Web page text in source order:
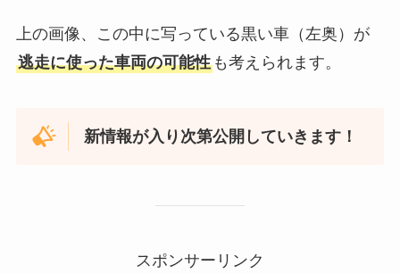
上の画像、この中に写っている黒い車（左奥）が
逃走に使った車両の可能性も考えられます。
新情報が入り次第公開していきます！
スポンサーリンク